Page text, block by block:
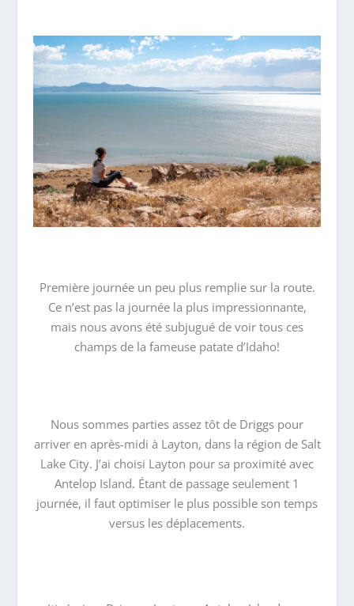
Première journée un peu plus remplie sur la route.
Ce n’est pas la journée la plus impressionnante,
mais nous avons été subjugué de voir tous ces
champs de la fameuse patate d’Idaho!
Nous sommes parties assez tôt de Driggs pour
arriver en après-midi à Layton, dans la région de Salt
Lake City. J’ai choisi Layton pour sa proximité avec
Antelop Island. Étant de passage seulement 1
journée, il faut optimiser le plus possible son temps
versus les déplacements.